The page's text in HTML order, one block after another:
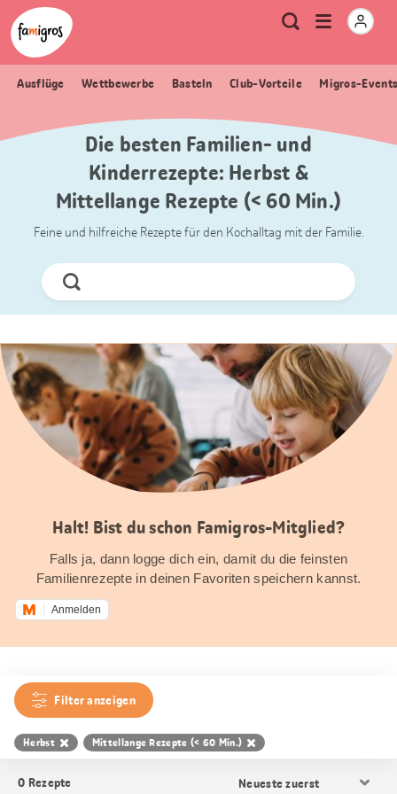
Sprungmarken
Navigation
Header
Logo
Meta
Navigation
Suche
Menu
öffnen
Ausflüge Wettbewerbe Basteln Club-Vorteile Migros-
Die besten Familien- und
Kinderrezepte: Herbst &
Mittellange Rezepte (< 60 Min.)
Feine und hilfreiche Rezepte für den Kochalltag mit der Familie.
Jetzt
Suchen
Halt! Bist du schon Famigros-Mitglied?
Falls ja, dann logge dich ein, damit du die feinsten
Familienrezepte in deinen Favoriten speichern kannst.
Anmelden
Filter anzeigen
Herbst Mittellange Rezepte (< 60 Min.)
0 Rezepte
Sortierung